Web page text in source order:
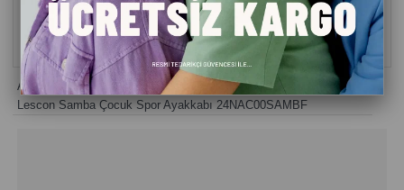
Anasayfa> Kız Çocuk Ayakkabısı
Lescon Samba Çocuk Spor Ayakkabı 24NAC00SAMBF